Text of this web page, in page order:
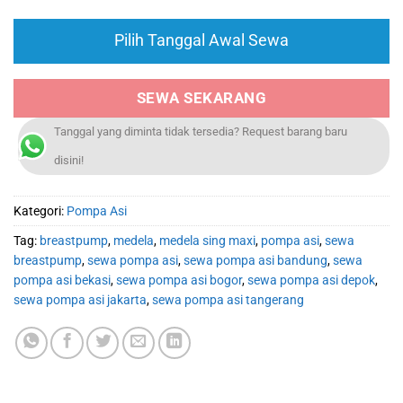
Pilih Tanggal Awal Sewa
SEWA SEKARANG
Tanggal yang diminta tidak tersedia? Request barang baru
disini!
Kategori: Pompa Asi
Tag: breastpump, medela, medela sing maxi, pompa asi,sewa
breastpump,sewa pompa asi,sewa pompa asi bandung,sewa
pompa asi bekasi,sewa pompa asi bogor,sewa pompa asi depok,
sewa pompa asi jakarta,sewa pompa asi tangerang